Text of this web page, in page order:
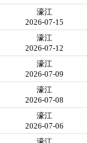
濠江
2026-07-15
濠江
2026-07-12
濠江
2026-07-09
濠江
2026-07-08
濠江
2026-07-06